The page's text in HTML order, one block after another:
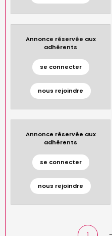
Annonce réservée aux
adhérents
se connecter
nous rejoindre
Annonce réservée aux
adhérents
se connecter
nous rejoindre